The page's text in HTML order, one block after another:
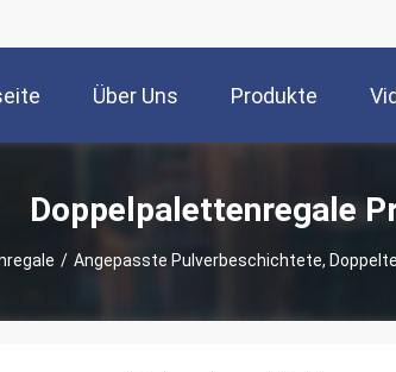
Über Uns Produkte
Doppelpalettenregale
/ Angepasste Pulverbeschichtete,